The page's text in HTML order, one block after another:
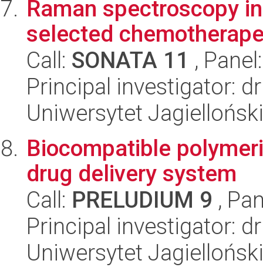
Raman spectroscopy
selected
Call: SONATA 11 ,
Principal investigator:
Uniwersytet
Biocompatible
drug delivery system
Call: PRELUDIUM 9 ,
Principal investigator:
Uniwersytet